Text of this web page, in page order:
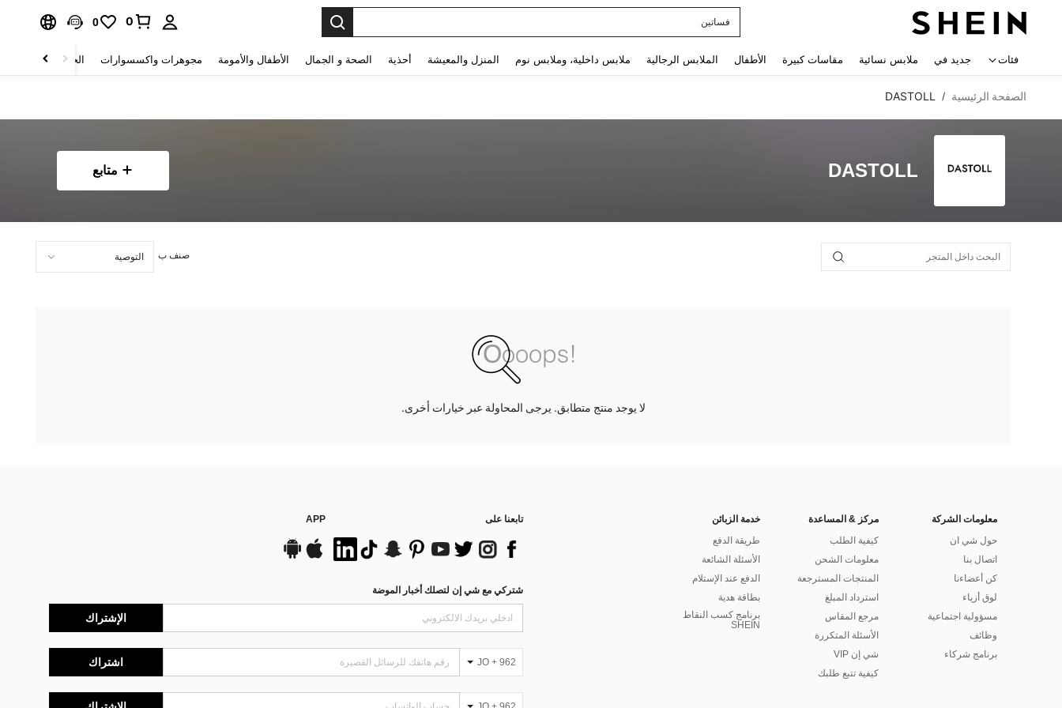
فساتين
0
0
فئات جديد في ملابس نسائية مقاسات كبيرة الأطفال الملابس الرجالية ملابس داخلية، وملابس نوم المنزل والمعيشة أحذية الصحة و الجمال الأطفال والأمومة مجوهرات واكسسوارات الحقائب والأمتعة
الصفحة الرئيسية /
DASTOLL
DASTOLL متابع
صنف ب
لا يوجد منتج متطابق. يرجى المحاولة عبر خيارات أخرى.
معلومات الشركة
حول شي ان
اتصال بنا
كن أعضاءنا
لوق أزياء
مسؤولية اجتماعية
وظائف
برنامج شركاء
مركز & المساعدة
كيفية الطلب
معلومات الشحن
المنتجات المسترجعة
استرداد المبلغ
مرجع المقاس
الأسئلة المتكررة
شي إن VIP
كيفية تتبع طلبك
خدمة الزبائن
طريقة الدفع
الأسئلة الشائعة
الدفع عند الإستلام
بطاقة هدية
برنامج كسب النقاط
SHEIN
تابعنا على APP
شتركي مع شي إن لتصلك أخبار الموضة
الإشتراك
JO + 962 اشتراك